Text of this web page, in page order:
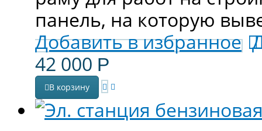
панель, на которую
Добавить в избранное
42 000 Р
В корзину